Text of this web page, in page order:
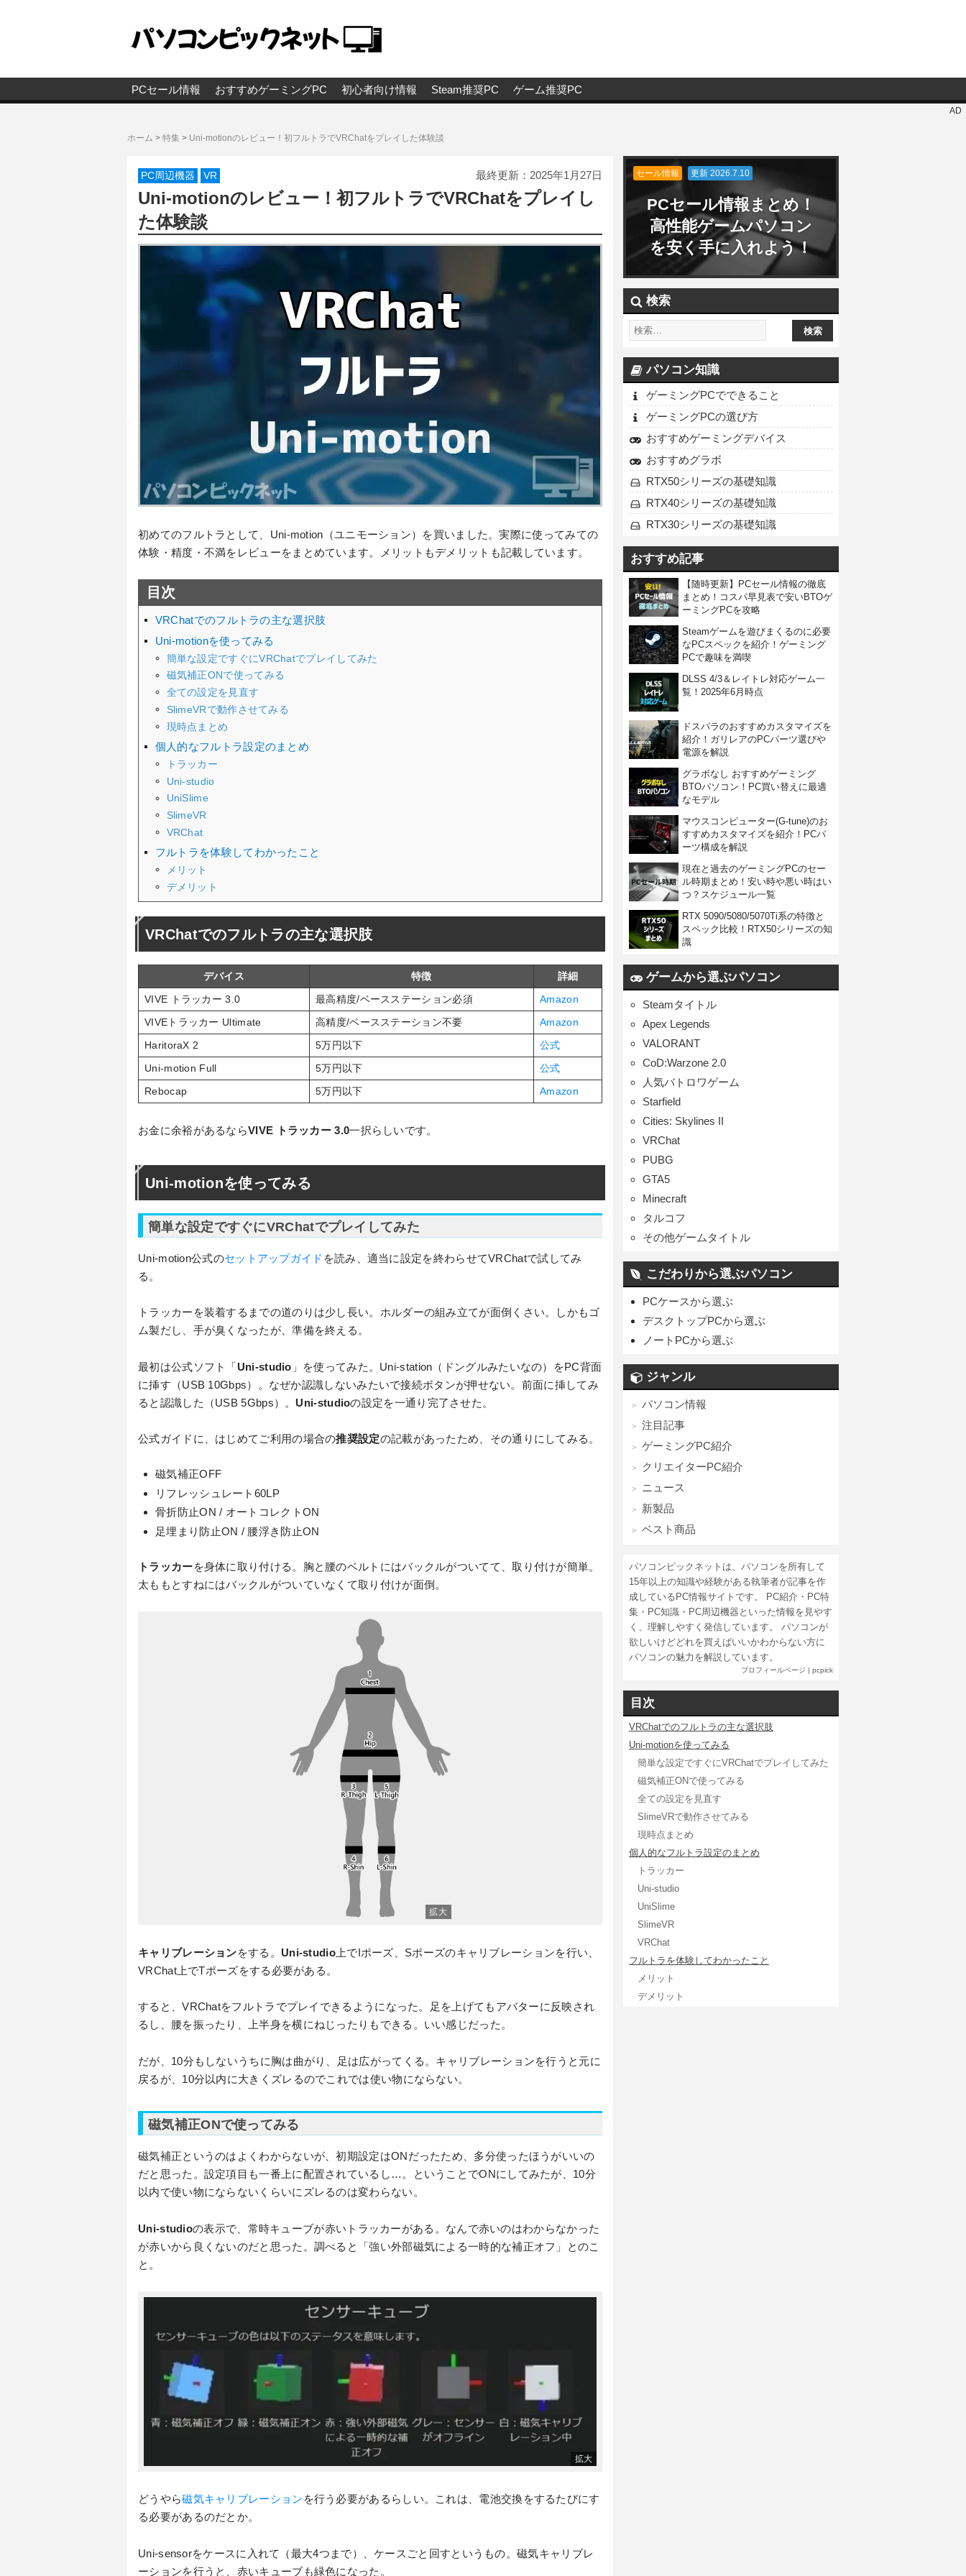
PCセール情報 おすすめゲーミングPC 初心者向け情報 Steam推奨PC ゲーム推奨PC
AD
ホーム > 特集 > Uni-motionのレビュー！初フルトラでVRChatをプレイした体験談
PC周辺機器 VR 最終更新： 2025年1月27日
Uni-motionのレビュー！初フルトラでVRChatをプレイし
た体験談
初めてのフルトラとして、Uni-motion（ユニモーション）を買いました。実際に使ってみての
体験・精度・不満をレビューをまとめています。メリットもデメリットも記載しています。
目次
VRChatでのフルトラの主な選択肢
Uni-motionを使ってみる
簡単な設定ですぐにVRChatでプレイしてみた
磁気補正ONで使ってみる
全ての設定を見直す
SlimeVRで動作させてみる
現時点まとめ
個人的なフルトラ設定のまとめ
トラッカー
Uni-studio
UniSlime
SlimeVR
VRChat
フルトラを体験してわかったこと
メリット
デメリット
VRChatでのフルトラの主な選択肢
デバイス 特徴
詳細
VIVE トラッカー 3.0
最高精度/ベースステーション必須
Amazon
VIVEトラッカー Ultimate
高精度/ベースステーション不要
Amazon
HaritoraX 2
5万円以下
公式
Uni-motion Full
5万円以下
公式
Rebocap
5万円以下 Amazon
お金に余裕があるならVIVE トラッカー 3.0一択らしいです。
Uni-motionを使ってみる
簡単な設定ですぐにVRChatでプレイしてみた
Uni-motion公式のセットアップガイド を読み、適当に設定を終わらせてVRChatで試してみ
る。
トラッカーを装着するまでの道のりは少し長い。ホルダーの組み立てが面倒くさい。しかもゴ
ム製だし、手が臭くなったが、準備を終える。
最初は公式ソフト「Uni-studio 」を使ってみた。Uni-station（ドングルみたいなの）をPC背面
に挿す（USB 10Gbps）。なぜか認識しないみたいで接続ボタンが押せない。前面に挿してみ
ると認識した（USB 5Gbps）。 Uni-studioの設定を一通り完了させた。
公式ガイドに、はじめてご利用の場合の推奨設定の記載があったため、その通りにしてみる。
磁気補正OFF
リフレッシュレート60LP
骨折防止ON / オートコレクトON
足埋まり防止ON / 腰浮き防止ON
トラッカーを身体に取り付ける。胸と腰のベルトにはバックルがついてて、取り付けが簡単。
太ももとすねにはバックルがついていなくて取り付けが面倒。
キャリブレーションをする。 Uni-studio上でIポーズ、Sポーズのキャリブレーションを行い、
VRChat上でTポーズをする必要がある。
すると、VRChatをフルトラでプレイできるようになった。足を上げてもアバターに反映され
るし、腰を振ったり、上半身を横にねじったりもできる。いい感じだった。
だが、10分もしないうちに胸は曲がり、足は広がってくる。キャリブレーションを行うと元に
戻るが、10分以内に大きくズレるのでこれでは使い物にならない。
磁気補正ONで使ってみる
磁気補正というのはよくわからないが、初期設定はONだったため、多分使ったほうがいいの
だと思った。設定項目も一番上に配置されているし…。ということでONにしてみたが、10分
以内で使い物にならないくらいにズレるのは変わらない。
Uni-studioの表示で、常時キューブが赤いトラッカーがある。なんで赤いのはわからなかった
が赤いから良くないのだと思った。調べると「強い外部磁気による一時的な補正オフ」とのこ
と。
どうやら磁気キャリブレーション を行う必要があるらしい。これは、電池交換をするたびにす
る必要があるのだとか。
Uni-sensorをケースに入れて（最大4つまで）、ケースごと回すというもの。磁気キャリブレ
ーションを行うと、赤いキューブも緑色になった。
セール情報 更新 2026.7.10
PCセール情報まとめ！
高性能ゲームパソコン
を安く手に入れよう！
検索
パソコン知識
ゲーミングPCでできること
ゲーミングPCの選び方
おすすめゲーミングデバイス
おすすめグラボ
RTX50シリーズの基礎知識
RTX40シリーズの基礎知識
RTX30シリーズの基礎知識
おすすめ記事
【随時更新】PCセール情報の徹底
まとめ！コスパ早見表で安いBTOゲ
ーミングPCを攻略
Steamゲームを遊びまくるのに必要
なPCスペックを紹介！ゲーミング
PCで趣味を満喫
DLSS 4/3＆レイトレ対応ゲーム一
覧！2025年6月時点
ドスパラのおすすめカスタマイズを
紹介！ガリレアのPCパーツ選びや
電源を解説
グラボなし おすすめゲーミング
BTOパソコン！PC買い替えに最適
なモデル
マウスコンピューター(G-tune)のお
すすめカスタマイズを紹介！PCパ
ーツ構成を解説
現在と過去のゲーミングPCのセー
ル時期まとめ！安い時や悪い時はい
つ？スケジュール一覧
RTX 5090/5080/5070Ti系の特徴と
スペック比較！RTX50シリーズの知
識
ゲームから選ぶパソコン
Steamタイトル
Apex Legends
VALORANT
CoD:Warzone 2.0
人気バトロワゲーム
Starfield
Cities: Skylines II
VRChat
PUBG
GTA5
Minecraft
タルコフ
その他ゲームタイトル
こだわりから選ぶパソコン
PCケースから選ぶ
デスクトップPCから選ぶ
ノートPCから選ぶ
ジャンル
パソコン情報
注目記事
ゲーミングPC紹介
クリエイターPC紹介
ニュース
新製品
ベスト商品
パソコンピックネットは、パソコンを所有して
15年以上の知識や経験がある執筆者が記事を作
成しているPC情報サイトです。 PC紹介・PC特
集・PC知識・PC周辺機器といった情報を見やす
く、理解しやすく発信しています。 パソコンが
欲しいけどどれを買えばいいかわからない方に
パソコンの魅力を解説しています。
プロフィールページ | pcpick
目次
VRChatでのフルトラの主な選択肢
Uni-motionを使ってみる
簡単な設定ですぐにVRChatでプレイしてみた
磁気補正ONで使ってみる
全ての設定を見直す
SlimeVRで動作させてみる
現時点まとめ
個人的なフルトラ設定のまとめ
トラッカー
Uni-studio
UniSlime
SlimeVR
VRChat
フルトラを体験してわかったこと
メリット
デメリット